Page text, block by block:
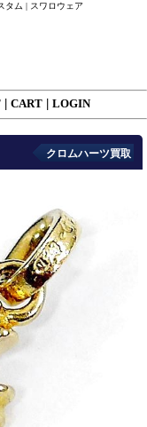
タム | スワロウェア
CART LOGIN
クロムハーツ買取